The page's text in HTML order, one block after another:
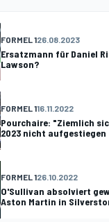
FORMEL 126.08.2023
Ersatzmann für Daniel
Lawson?
FORMEL 116.11.2022
Pourchaire: "Ziemlich
2023 nicht aufgestiegen
FORMEL 126.10.2022
O'Sullivan absolviert
Aston Martin in